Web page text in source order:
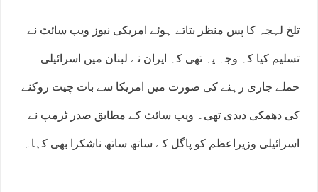
تلخ لہجہ کا پس منظر بتاتے ہوئے امریکی نیوز ویب سائٹ نے
تسلیم کیا کہ وجہ یہ تھی کہ ایران نے لبنان میں اسرائیلی
حملے جاری رہنے کی صورت میں امریکا سے بات چیت روکنے
کی دھمکی دیدی تھی۔ ویب سائٹ کے مطابق صدر ٹرمپ نے
اسرائیلی وزیراعظم کو پاگل کے ساتھ ساتھ ناشکرا بھی کہا۔